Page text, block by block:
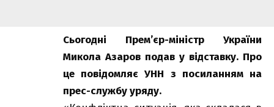
Сьогодні Прем’єр-міністр України
Микола Азаров подав у відставку. Про
це повідомляєУНН з посиланням на
прес-службу уряду.